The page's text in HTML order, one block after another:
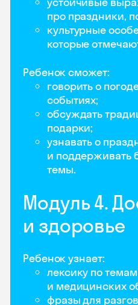
про праздники,
культурные
которые
Ребенок сможет:
говорить о
событиях;
обсуждать
подарки;
узнавать о
и поддерживать
темы.
Модуль 4.
и здоровье
Ребенок узнает:
лексику по
и медицинских
фразы для